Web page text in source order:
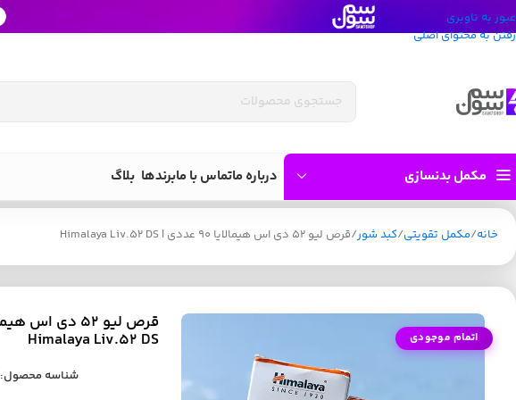
عبور به ناوبری
رفتن به محتوای اصلی
مکمل بدنسازی درباره ماتماس با مابرندها بلاگ
خانه مکمل تقویتی کبد شور قرص لیو 52 دی اس هیمالایا 90 عددی | Himalaya Liv.52 DS
اتمام موجودی Himalaya Liv.52 DS
شناسه محصول: